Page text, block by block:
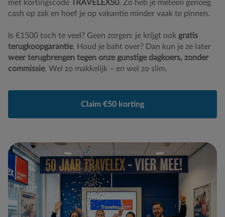
met kortingscode TRAVELEX50. Zo heb je meteen genoeg
cash op zak en hoef je op vakantie minder vaak te pinnen.
Is €1500 toch te veel? Geen zorgen: je krijgt ook gratis
terugkoopgarantie. Houd je baht over? Dan kun je ze later
weer terugbrengen tegen onze gunstige dagkoers, zonder
commissie. Wel zo makkelijk – en wel zo slim.
Claim €50 korting